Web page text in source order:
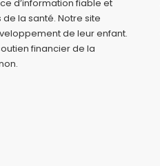
d’information fiable et
la santé. Notre site
de leur enfant.
financier de la
.